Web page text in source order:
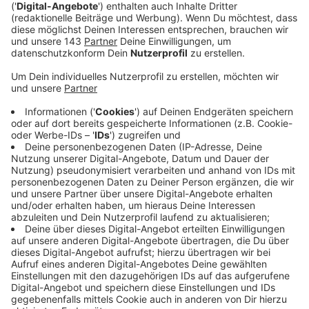
Vorbereitung alles.
Veröffentlicht:Dienstag, 03.09.2019 08:50
Anzeige
Jogi Löw ist der schönste Bundestrainer aller Zeiten
und aller Zeiten, die da noch kommen werden und noch
dreimal hin und zurück. Quasi im Alleingang hat er aus
einem rüden Haufen die "Fashion's-Eleven" geformt.
Selbstverständlich immer dabei: Sein Handy, mit dem
er in lieb gewonnener Manier per Sprachnachricht von
seinen Erlebnissen berichtet.
Eben Jogis Sprachnachricht, die Fußball-Comedy.
Anzeige